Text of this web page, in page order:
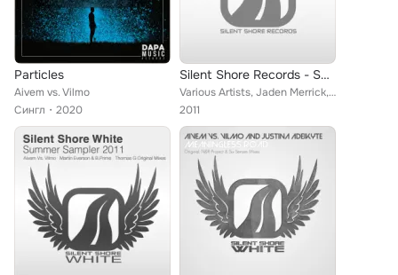
Particles
Aivem vs. Vilmo
Сингл
2020
Silent Shore Records - Spring 2011 Collection
Various Artists, Jaden Merrick, K-Narf, ReOrder, Suprano, Kilu, Fifth Dimension, Perfect Vision, Tochko, Running Man, N&R Projec...
2011